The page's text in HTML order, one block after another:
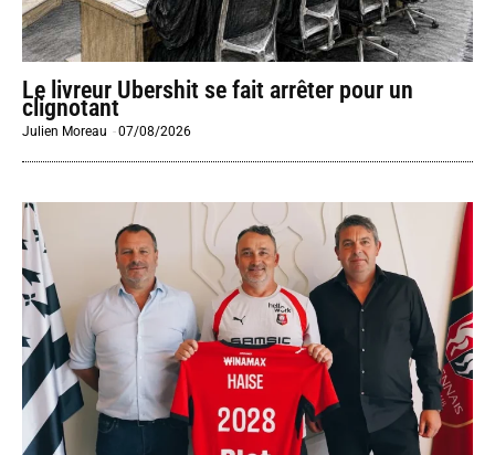
Le livreur Ubershit se fait arrêter pour un
clignotant
Julien Moreau -07/08/2026